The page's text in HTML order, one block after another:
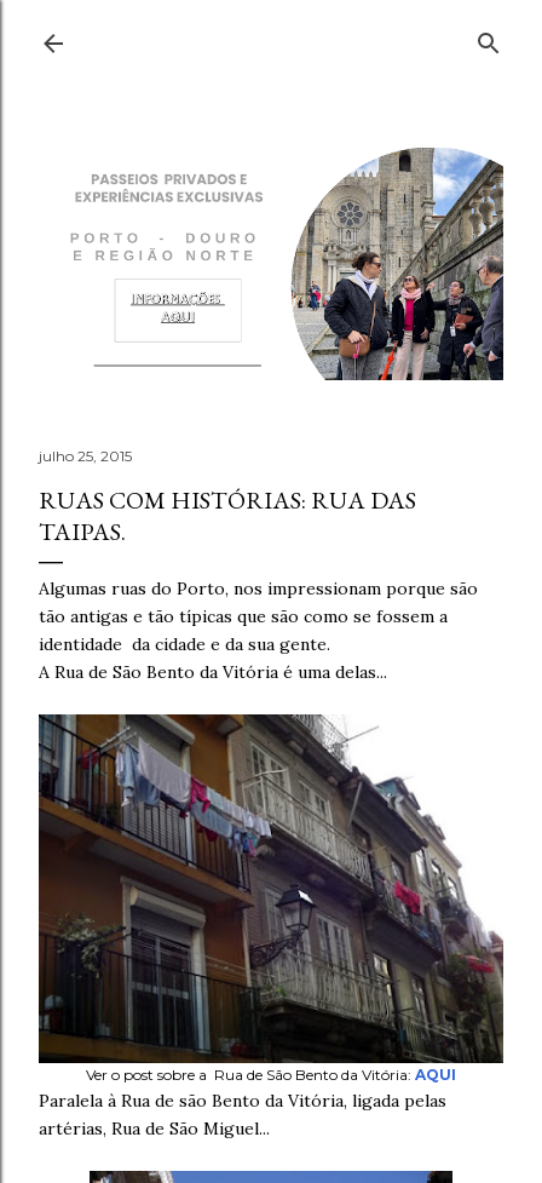
julho 25, 2015
RUAS COM HISTÓRIAS: RUA DAS
TAIPAS.
Algumas ruas do Porto, nos impressionam porque são
tão antigas e tão típicas que são como se fossem a
identidade da cidade e da sua gente.
A Rua de São Bento da Vitória é uma delas...
Ver o post sobre a Rua de São Bento da Vitória: AQUI
Paralela à Rua de são Bento da Vitória, ligada pelas
artérias, Rua de São Miguel...